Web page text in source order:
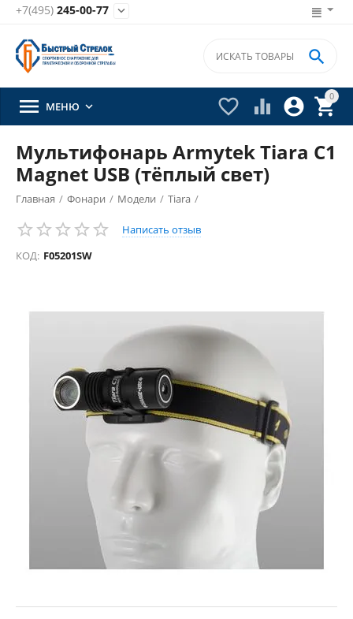
+7(495) 245-00-77 
0


 

 МЕНЮ 
Мультифонарь Armytek Tiara C1
Magnet USB (тёплый свет)
Главная / Фонари / Модели / Tiara /
Написать отзыв
КОД: F05201SW